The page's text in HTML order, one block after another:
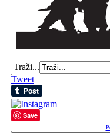
Traži...
Tweet
Save